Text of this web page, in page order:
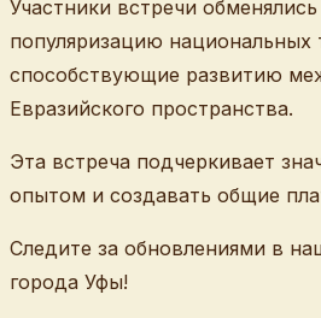
Участники встречи
популяризацию
способствующие развитию
Евразийского пространства.
Эта встреча подчеркивает
опытом и создавать общие
Следите за обновлениями в
города Уфы!